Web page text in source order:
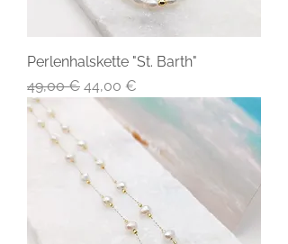
Perlenhalskette "St. Barth"
Standardpreis
49,00 € Sale-Preis
44,00 €